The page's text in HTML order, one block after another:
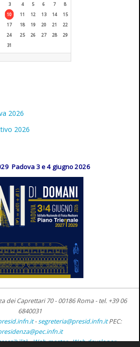
3 4 5 6 7
8
10 11 12 13 14
15
17 18 19 20 21
22
24 25 26 27 28
29
31
2026
2026
Padova 3 e 4 giugno 2026
dei Caprettari 70 - 00186 Roma -tel. +39 06
6840031
-segreteria@presid.infn.it PEC:
-Web master-Web developer